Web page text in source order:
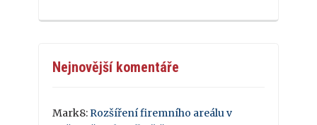
Nejnovější komentáře
Mark8: Rozšíření firemního areálu v